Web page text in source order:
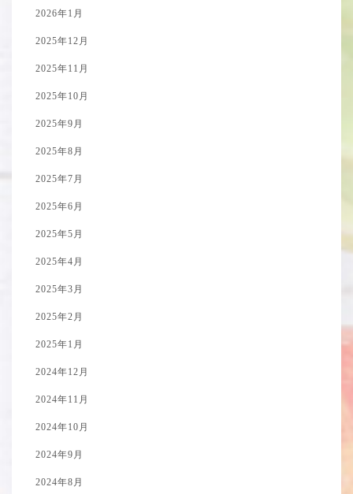
2026年1月
2025年12月
2025年11月
2025年10月
2025年9月
2025年8月
2025年7月
2025年6月
2025年5月
2025年4月
2025年3月
2025年2月
2025年1月
2024年12月
2024年11月
2024年10月
2024年9月
2024年8月